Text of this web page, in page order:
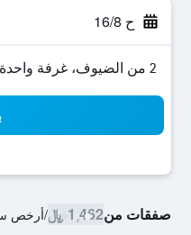
ح 16/8
2 من الضيوف، غرفة واحدة
صفقات من1,462 ﷼ /أرخص